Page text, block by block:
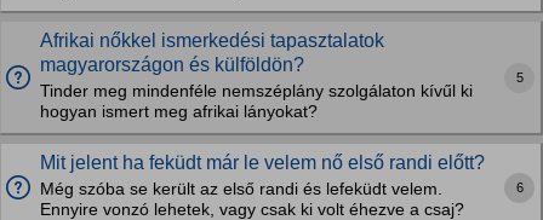
Afrikai nőkkel ismerkedési tapasztalatok
magyarországon és külföldön?
Tinder meg mindenféle nemszéplány szolgálaton kívűl ki
hogyan ismert meg afrikai lányokat?
5
Mit jelent ha feküdt már le velem nő első randi előtt?
Még szóba se került az első randi és lefeküdt velem.
Ennyire vonzó lehetek, vagy csak ki volt éhezve a csaj?
6